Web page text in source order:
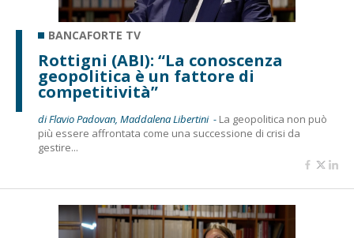
BANCAFORTE TV
Rottigni (ABI): “La conoscenza
geopolitica è un fattore di
competitività”
di Flavio Padovan, Maddalena Libertini - La geopolitica non può
più essere affrontata come una successione di crisi da
gestire...